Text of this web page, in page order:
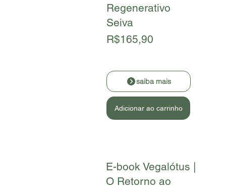
Regenerativo
Seiva
R$165,90
saiba mais
Adicionar ao carrinho
E-book Vegalótus |
O Retorno ao